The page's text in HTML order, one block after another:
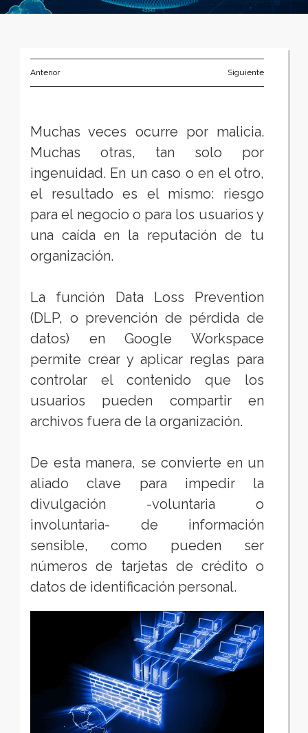
Anterior Siguiente
Muchas veces ocurre por malicia.
Muchas otras, tan solo por
ingenuidad. En un caso o en el otro,
el resultado es el mismo: riesgo
para el negocio o para los usuarios y
una caída en la reputación de tu
organización.
La función Data Loss Prevention
(DLP, o prevención de pérdida de
datos) en Google Workspace
permite crear y aplicar reglas para
controlar el contenido que los
usuarios pueden compartir en
archivos fuera de la organización.
De esta manera, se convierte en un
aliado clave para impedir la
divulgación -voluntaria o
involuntaria- de información
sensible, como pueden ser
números de tarjetas de crédito o
datos de identificación personal.